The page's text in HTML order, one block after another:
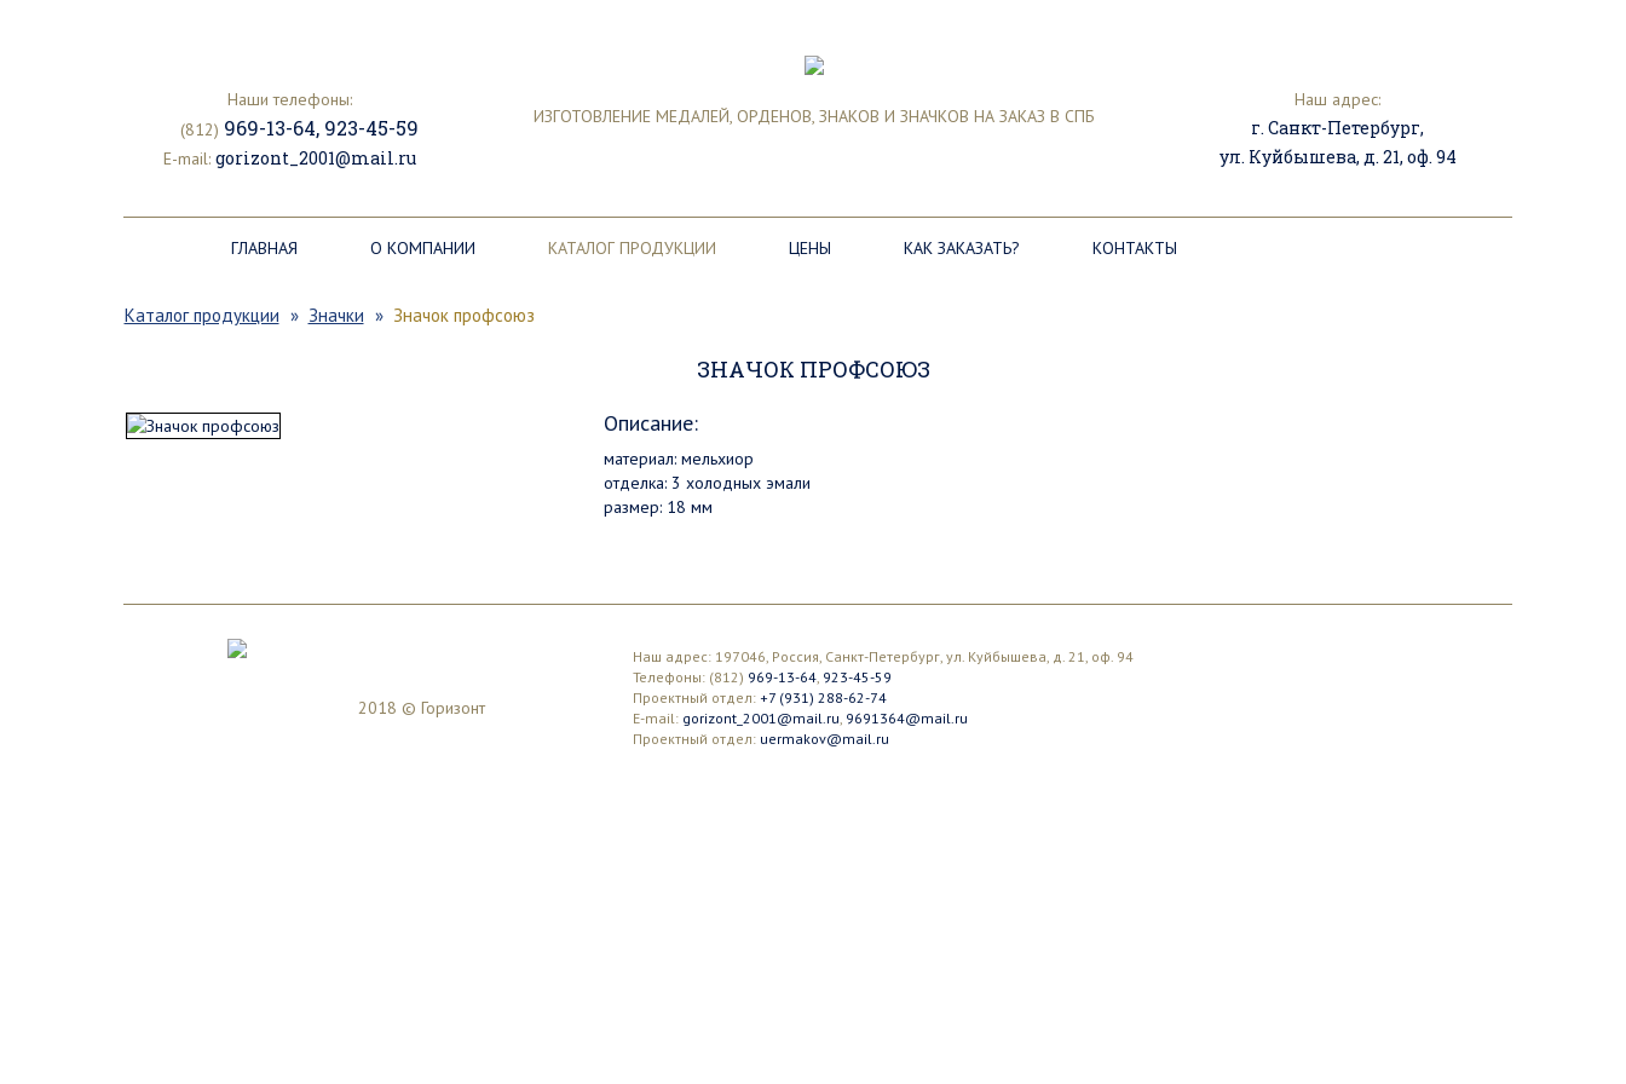
Наши телефоны:
(812) 969-13-64, 923-45-59
E-mail: gorizont_2001@mail.ru
ИЗГОТОВЛЕНИЕ МЕДАЛЕЙ, ОРДЕНОВ, ЗНАКОВ И ЗНАЧКОВ НА ЗАКАЗ В СПБ
Наш адрес:
г. Санкт-Петербург,
ул. Куйбышева, д. 21, оф. 94
ГЛАВНАЯ О КОМПАНИИ КАТАЛОГ ПРОДУКЦИИ ЦЕНЫ КАК ЗАКАЗАТЬ? КОНТАКТЫ
Каталог продукции Значки Значок профсоюз
ЗНАЧОК ПРОФСОЮЗ
Описание:
материал: мельхиор
отделка: 3 холодных эмали
размер: 18 мм
2018 © Горизонт
Наш адрес: 197046, Россия, Санкт-Петербург, ул. Куйбышева, д. 21, оф. 94
Телефоны: (812) 969-13-64, 923-45-59
Проектный отдел: +7 (931) 288-62-74
E-mail: gorizont_2001@mail.ru, 9691364@mail.ru
Проектный отдел: uermakov@mail.ru